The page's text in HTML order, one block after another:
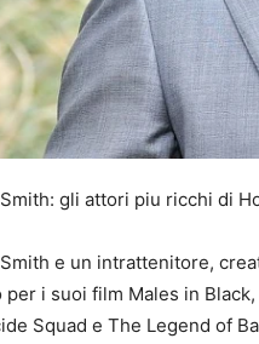
gli attori piu ricchi di
e un intrattenitore,
per i suoi film Males in
Squad e The Legend of